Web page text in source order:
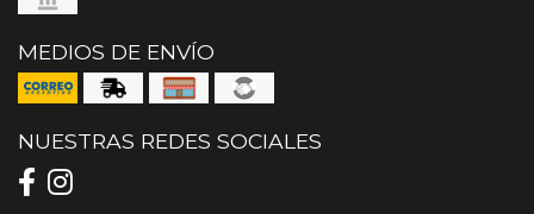
MEDIOS DE ENVÍO
NUESTRAS REDES SOCIALES